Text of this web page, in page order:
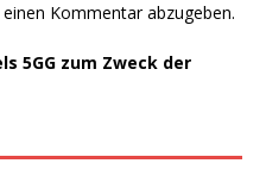
Kommentar abzugeben.
5GG zum Zweck der